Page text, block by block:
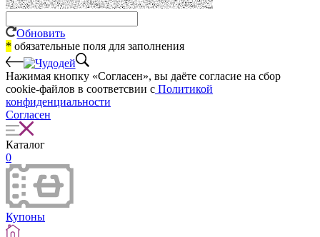
Обновить
* обязательные поля для заполнения
Нажимая кнопку «Согласен», вы даёте cогласие на сбор
cookie-файлов в соответсвии с Политикой
конфиденциальности
Согласен
Каталог
0
Купоны